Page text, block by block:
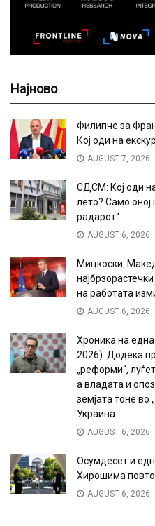
Најново
Филипче за
Кој оди на
AUGUST 7, 2026
СДСМ: Кој оди
лето? Само
радарот“
AUGUST 6, 2026
Мицкоски:
на работата
AUGUST 6, 2026
Хроника на
2026): Додека
„реформи“,
а владата и
земјата тоне во
Украина
AUGUST 6, 2026
Осумдесет и
Хирошима
AUGUST 6, 2026